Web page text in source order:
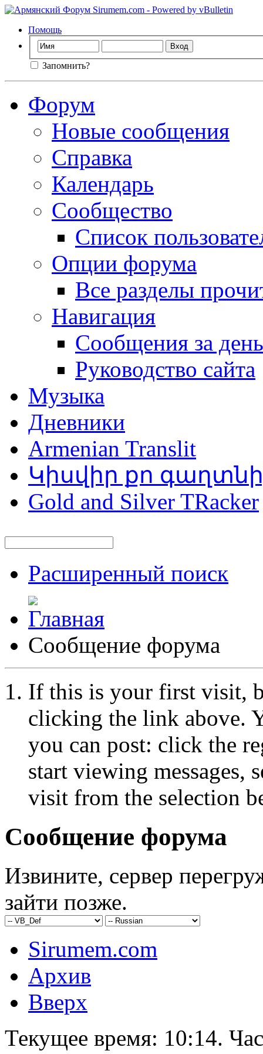
Помощь
Запомнить?
Форум
Новые сообщения
Справка
Календарь
Сообщество
Список
Опции форума
Все разделы
Навигация
Сообщения за день
Руководство сайта
Музыка
Дневники
Armenian Translit
Կիսվիր քո
Gold and Silver TRacker
Расширенный поиск
Сообщение форума
If this is your first visit,
clicking the link above.
you can post: click the
start viewing messages,
visit from the selection
Сообщение форума
Извините, сервер
зайти позже.
Sirumem.com
Архив
Вверх
Текущее время: 10:14.